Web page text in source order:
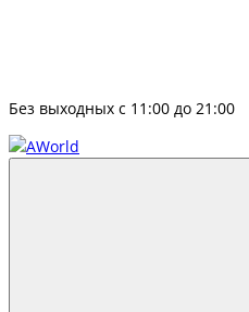
Без выходных с 11:00 до 21:00